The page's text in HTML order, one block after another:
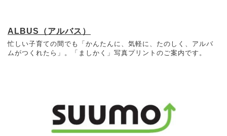
ALBUS（アルバス）
忙しい子育ての間でも「かんたんに、気軽に、たのしく、アルバ
ムがつくれたら」。「ましかく」写真プリントのご案内です。